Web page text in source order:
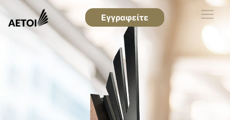
Εγγραφείτε